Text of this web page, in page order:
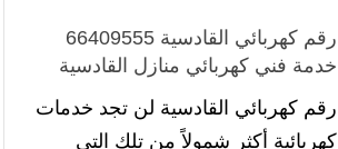
رقم كهربائي القادسية 66409555
خدمة فني كهربائي منازل القادسية
رقم كهربائي القادسية لن تجد خدمات
كهربائية أكثر شمولاً من تلك التي